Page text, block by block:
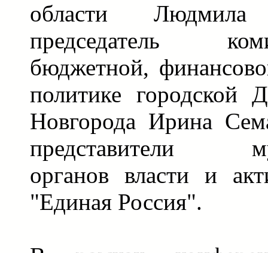
области Людмила
председатель
бюджетной,
политике городской
Новгорода Ирина
представители
органов власти и
"Единая Россия".